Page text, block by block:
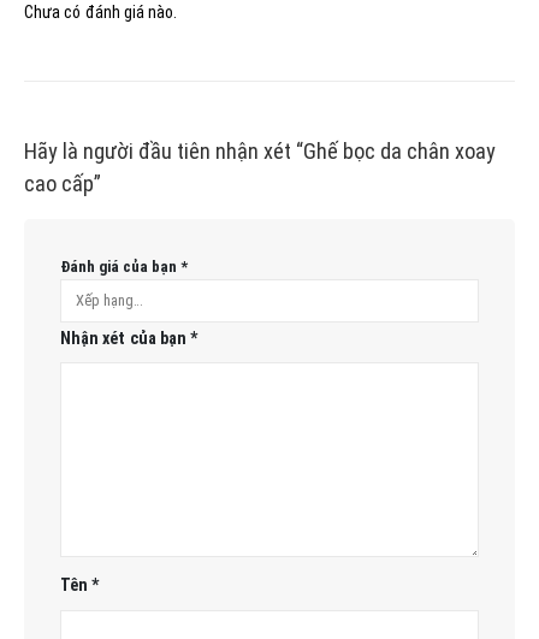
Chưa có đánh giá nào.
Hãy là người đầu tiên nhận xét “Ghế bọc da chân xoay
cao cấp”
Đánh giá của bạn *
Nhận xét của bạn*
Tên*